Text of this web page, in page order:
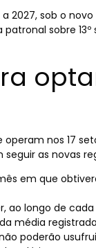
2027, sob o
sobre 13º
nos 17
as novas
em que
ao longo de
média
poderão